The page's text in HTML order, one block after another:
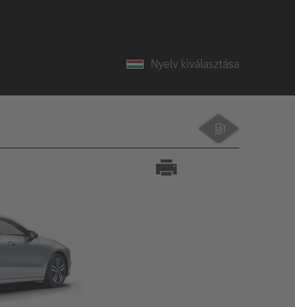
Nyelv kiválasztása